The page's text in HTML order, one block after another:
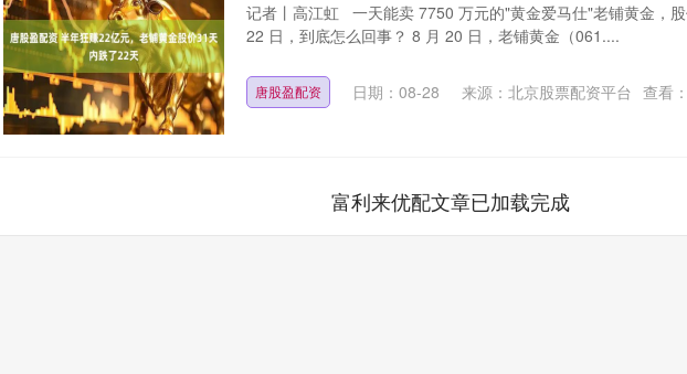
记者丨高江虹 一天能卖 7750 万元的"黄金爱马仕"老铺黄金，
22 日，到底怎么回事？ 8 月 20 日，老铺黄金（061....
唐股盈配资 日期：08-28 来源：北京股票配资平台 查看：
富利来优配文章已加载完成